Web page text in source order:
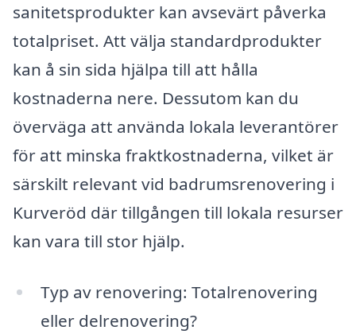
sanitetsprodukter kan avsevärt påverka
totalpriset. Att välja standardprodukter
kan å sin sida hjälpa till att hålla
kostnaderna nere. Dessutom kan du
överväga att använda lokala leverantörer
för att minska fraktkostnaderna, vilket är
särskilt relevant vid badrumsrenovering i
Kurveröd där tillgången till lokala resurser
kan vara till stor hjälp.
Typ av renovering: Totalrenovering
eller delrenovering?